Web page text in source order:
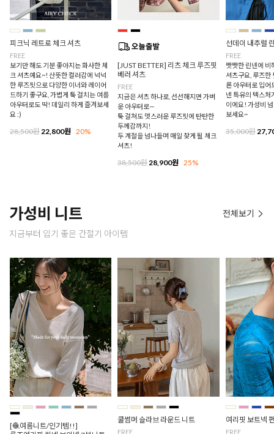
피크닉 레트로 체크 셔츠
FREE
보기만 해도 기분 좋아지는 화사한 체
크 셔츠예요~! 산뜻한 컬러감에 넉넉
한 루즈핏으로 다양한 이너와 레이어
드하기 좋구요, 가볍게 툭 걸치는 여름
아우터로도 딱! 데일리 하게 즐겨보세
요 :)
28,500원 22,800원 20%
[JUST BETTER] 리츠 체크 루즈핏
베러 셔츠
FREE
지금은 셔츠 하나로, 선선해지면 가벼
운 아우터로—
툭 걸쳐도 멋스러운 루즈핏에 탄탄한
두께감까지!
두 계절을 넘나들며 매일 찾게 될 체크
셔츠!
38,500원28,900원 25%
선데이 내추럴
FREE
빳빳한 린넨에 비
셔츠구요, 루즈한
론 아우터로 입어
넨 특유의 텍스처
이에요! 가성비
보세요~
35,000원
가성비 니트
지금부터 입기 좋은 간절기 아이템
전체보기
[🧶여름니트/인기템!!]
쿨썸머 슬라브 라운드 니트
FREE
여리핏 보트넥
FREE